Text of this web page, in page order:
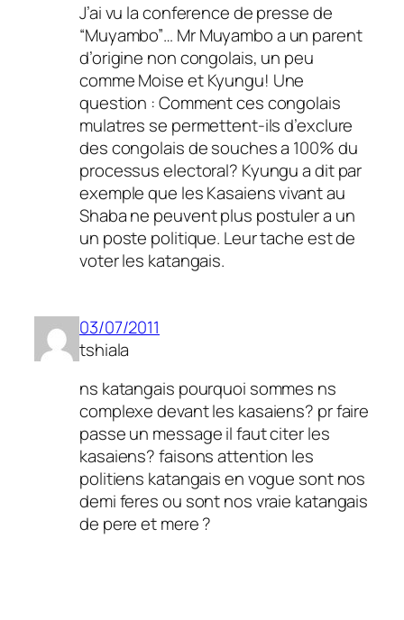
J’ai vu la conference de presse de
“Muyambo”… Mr Muyambo a un parent
d’origine non congolais, un peu
comme Moise et Kyungu! Une
question : Comment ces congolais
mulatres se permettent-ils d’exclure
des congolais de souches a 100% du
processus electoral? Kyungu a dit par
exemple que les Kasaiens vivant au
Shaba ne peuvent plus postuler a un
un poste politique. Leur tache est de
voter les katangais.
03/07/2011
tshiala
ns katangais pourquoi sommes ns
complexe devant les kasaiens? pr faire
passe un message il faut citer les
kasaiens? faisons attention les
politiens katangais en vogue sont nos
demi feres ou sont nos vraie katangais
de pere et mere ?